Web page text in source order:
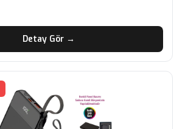
Detay Gör →